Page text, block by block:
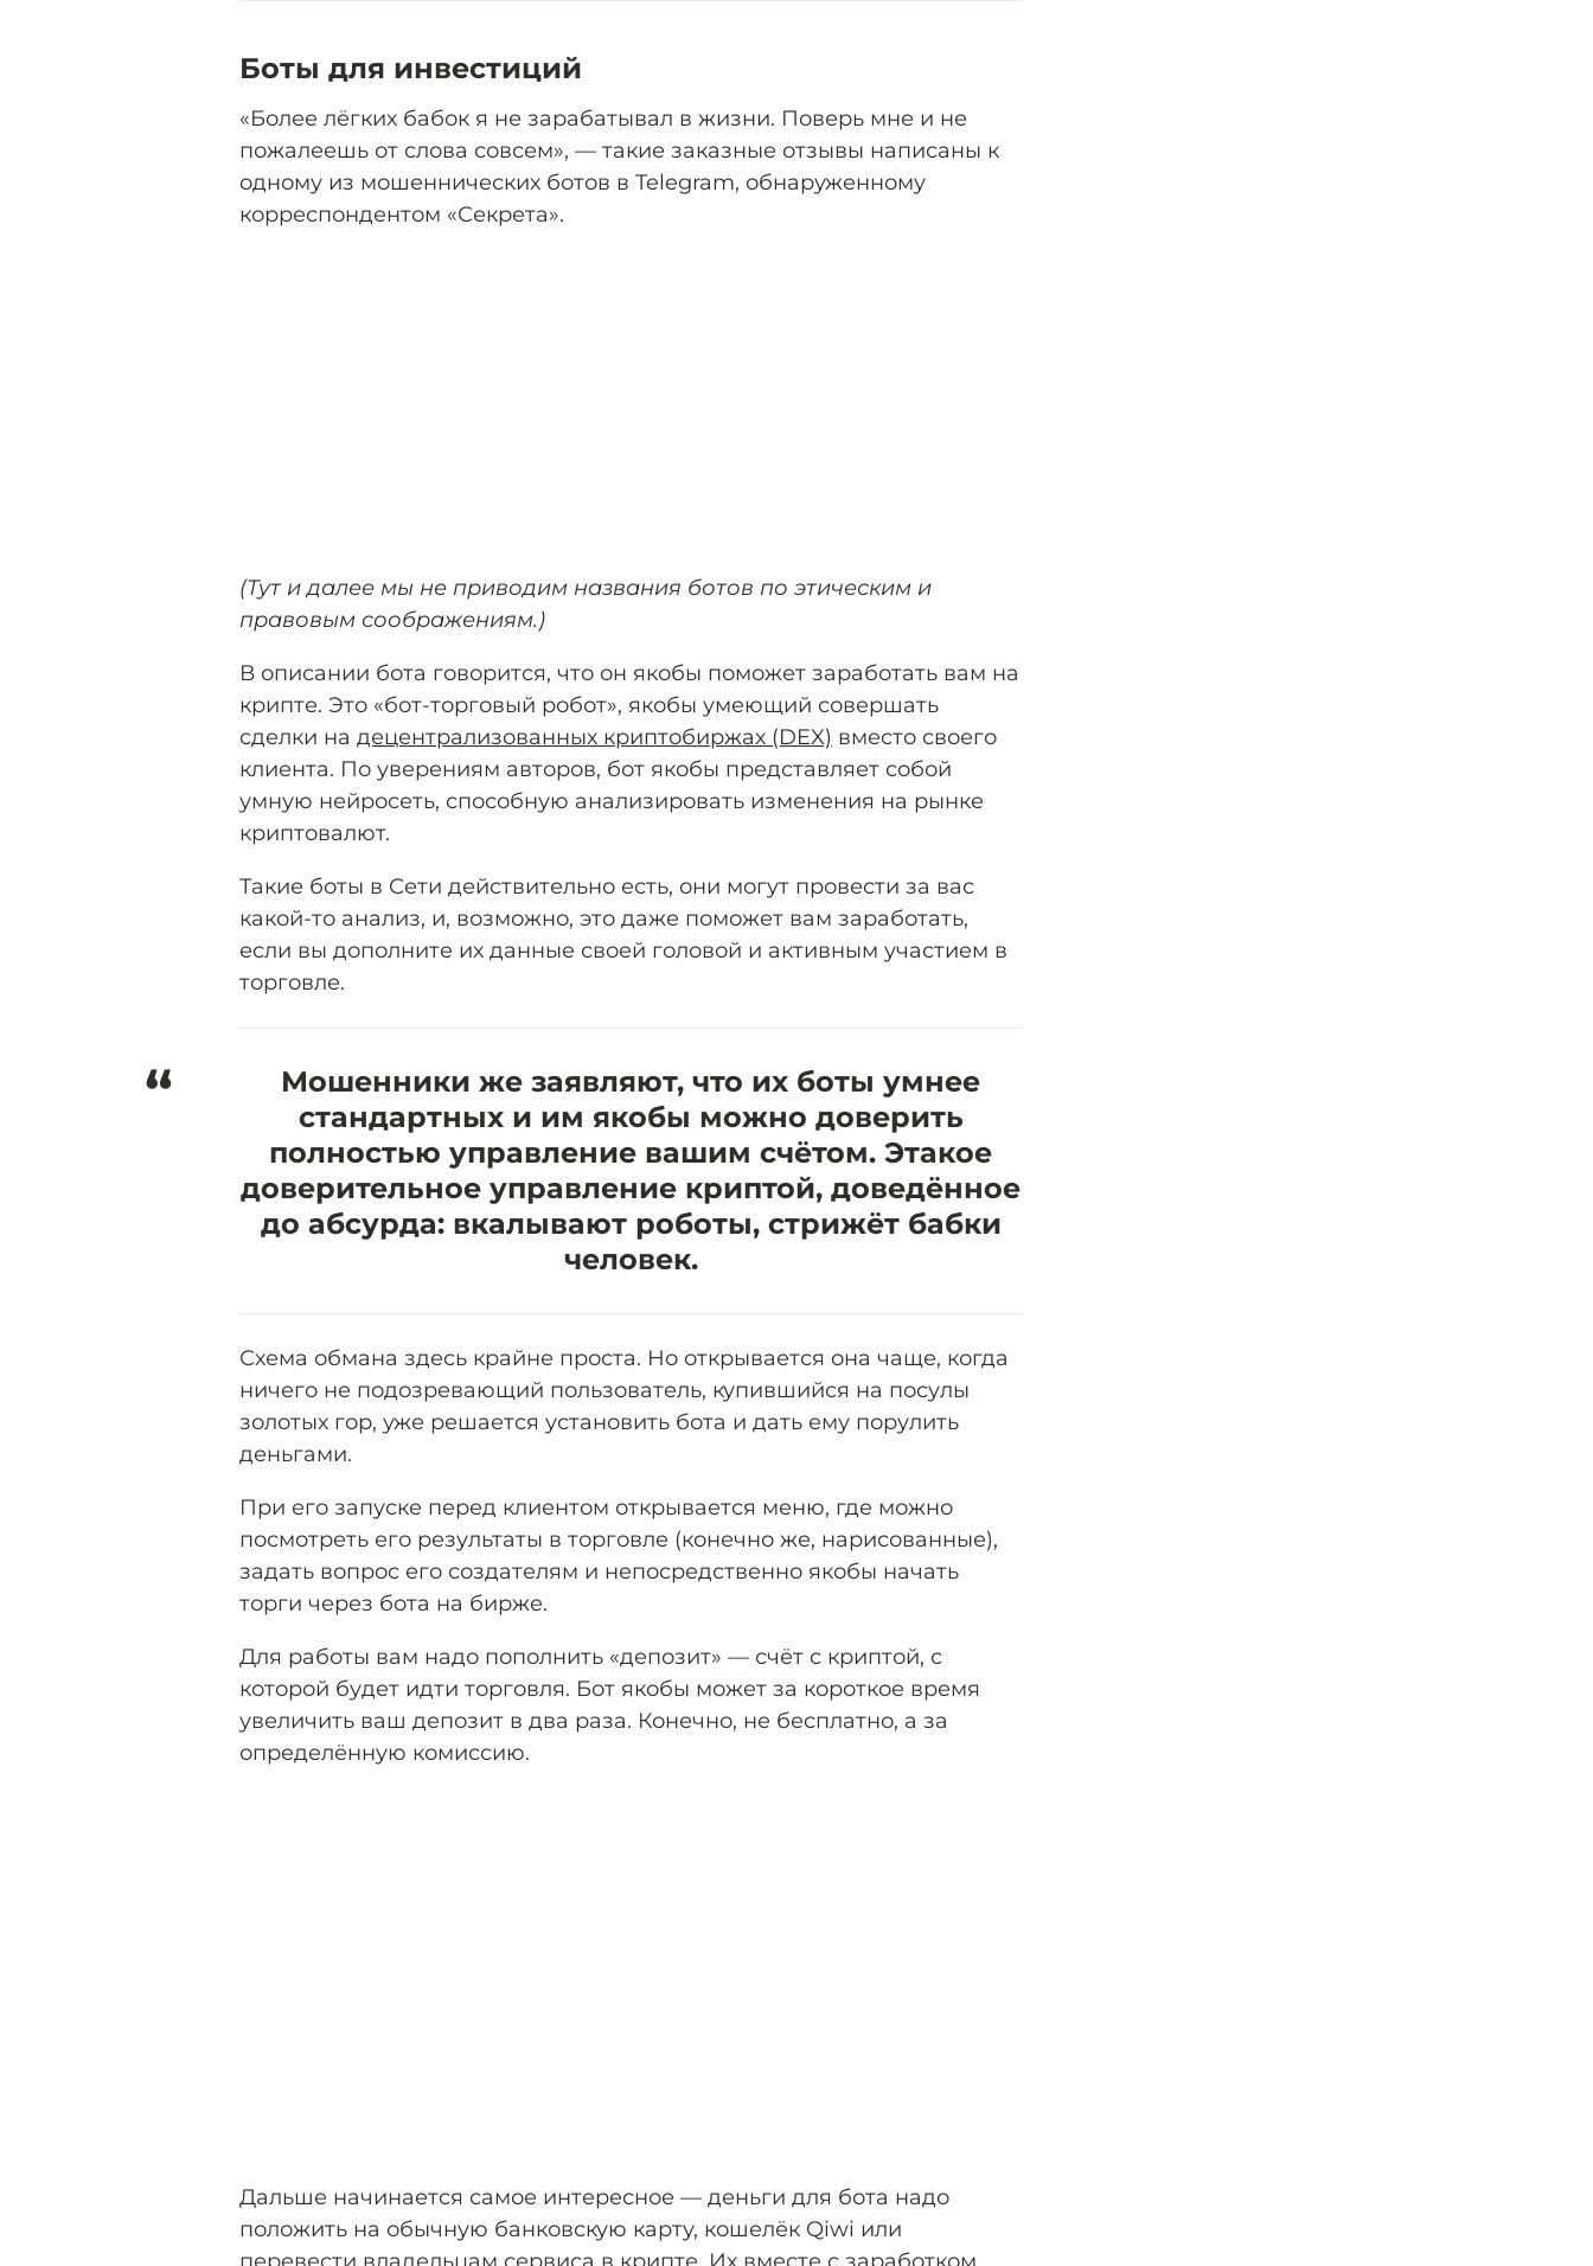
Боты для инвестиций
«Более лёгких бабок я не зарабатывал в жизни. Поверь мне и не
пожалеешь от слова совсем», — такие заказные отзывы написаны к
одному из мошеннических ботов в Telegram, обнаруженному
корреспондентом «Секрета».
(Тут и далее мы не приводим названия ботов по этическим и
правовым соображениям.)
В описании бота говорится, что он якобы поможет заработать вам на
крипте. Это «бот-торговый робот», якобы умеющий совершать
сделки на децентрализованных криптобиржах (DEX) вместо своего
клиента. По уверениям авторов, бот якобы представляет собой
умную нейросеть, способную анализировать изменения на рынке
криптовалют.
Такие боты в Сети действительно есть, они могут провести за вас
какой-то анализ, и, возможно, это даже поможет вам заработать,
если вы дополните их данные своей головой и активным участием в
торговле.
“
Мошенники же заявляют, что их боты умнее
стандартных и им якобы можно доверить
полностью управление вашим счётом. Этакое
доверительное управление криптой, доведённое
до абсурда: вкалывают роботы, стрижёт бабки
человек.
Схема обмана здесь крайне проста. Но открывается она чаще, когда
ничего не подозревающий пользователь, купившийся на посулы
золотых гор, уже решается установить бота и дать ему порулить
деньгами.
При его запуске перед клиентом открывается меню, где можно
посмотреть его результаты в торговле (конечно же, нарисованные),
задать вопрос его создателям и непосредственно якобы начать
торги через бота на бирже.
Для работы вам надо пополнить «депозит» — счёт с криптой, с
которой будет идти торговля. Бот якобы может за короткое время
увеличить ваш депозит в два раза. Конечно, не бесплатно, а за
определённую комиссию.
Дальше начинается самое интересное — деньги для бота надо
положить на обычную банковскую карту, кошелёк Qiwi или
перевести владельцам сервиса в крипте. Их вместе с заработком